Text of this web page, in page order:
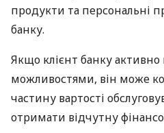
продукти та персональні
банку.
Якщо клієнт банку
можливостями, він може
частину вартості
отримати відчутну